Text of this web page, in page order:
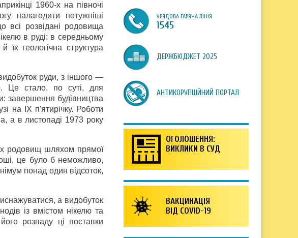
1960-х на півночі
налагодити потужніші
всі розвідані родовища
в руді: в середньому
геологічна структура
руди, з іншого —
Це стало, по суті, для
завершення будівництва
на IX п'ятирічку. Роботи
а в листопаді 1973 року
родовищ шляхом прямої
це було б неможливо,
понад один відсоток,
а видобуток
із вмістом нікелю та
розпаду ці поставки
УРЯДОВА ГАРЯЧА ЛІНІЯ
1545
ДЕРЖБЮДЖЕТ 2025
АНТИКОРУПЦІЙНИЙ ПОРТАЛ
ОГОЛОШЕННЯ:
ВИКЛИКИ В СУД
ВАКЦИНАЦІЯ
ВІД COVID-19